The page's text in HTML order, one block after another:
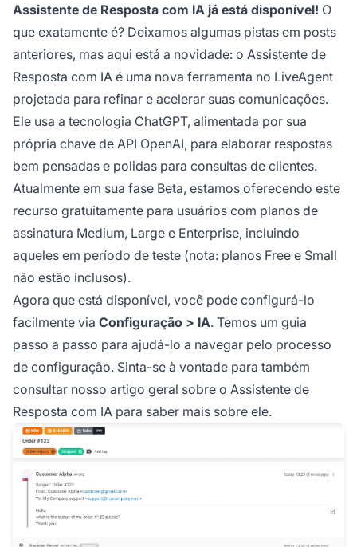
Assistente de Resposta com IA já está disponível! O
que exatamente é? Deixamos algumas pistas em posts
anteriores, mas aqui está a novidade: o Assistente de
Resposta com IA é uma nova ferramenta no LiveAgent
projetada para refinar e acelerar suas comunicações.
Ele usa a tecnologia ChatGPT, alimentada por sua
própria chave de API OpenAI, para elaborar respostas
bem pensadas e polidas para consultas de clientes.
Atualmente em sua fase Beta, estamos oferecendo este
recurso gratuitamente para usuários com planos de
assinatura Medium, Large e Enterprise, incluindo
aqueles em período de teste (nota: planos Free e Small
não estão inclusos).
Agora que está disponível, você pode configurá-lo
facilmente via Configuração > IA. Temos um guia
passo a passo para ajudá-lo a navegar pelo processo
de configuração. Sinta-se à vontade para também
consultar nosso artigo geral sobre o Assistente de
Resposta com IA para saber mais sobre ele.